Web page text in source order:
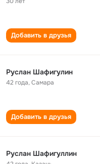
Добавить в друзья
Руслан Шафигулин
42 года,Самара
Добавить в друзья
Руслан Шафигуллин